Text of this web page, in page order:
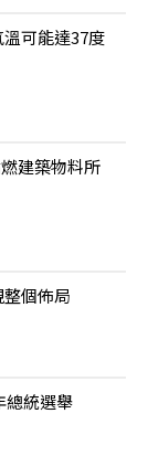
可能達37度
建築物料所
個佈局
總統選舉